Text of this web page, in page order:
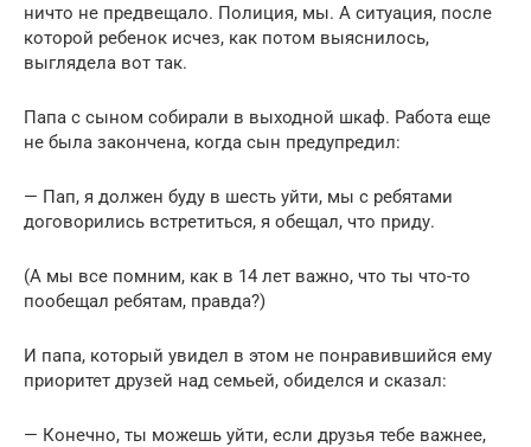
ничто не предвещало. Полиция, мы. А ситуация, после
которой ребенок исчез, как потом выяснилось,
выглядела вот так.
Папа с сыном собирали в выходной шкаф. Работа еще
не была закончена, когда сын предупредил:
— Пап, я должен буду в шесть уйти, мы с ребятами
договорились встретиться, я обещал, что приду.
(А мы все помним, как в 14 лет важно, что ты что-то
пообещал ребятам, правда?)
И папа, который увидел в этом не понравившийся ему
приоритет друзей над семьей, обиделся и сказал:
— Конечно, ты можешь уйти, если друзья тебе важнее,